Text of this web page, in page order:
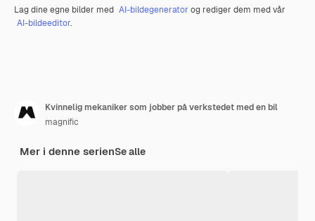
Lag dine egne bilder med AI-bildegenerator og rediger dem med vår
AI-bildeeditor.
Kvinnelig mekaniker som jobber på verkstedet med en bil
magnific
Mer i denne serienSe alle